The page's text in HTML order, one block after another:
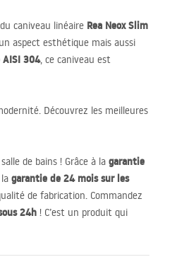
caniveau linéaire Rea Neox Slim
aspect esthétique mais aussi
AISI 304, ce caniveau est
Découvrez les meilleures
de bains ! Grâce à la garantie
garantie de 24 mois sur les
de fabrication. Commandez
24h ! C’est un produit qui